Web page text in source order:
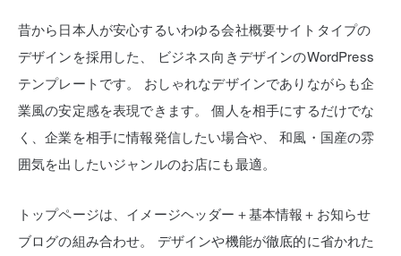
昔から日本人が安心するいわゆる会社概要サイトタイプの
デザインを採用した、
ビジネス向きデザインのWordPress
テンプレートです。
おしゃれなデザインでありながらも企
業風の安定感を表現できます。
個人を相手にするだけでな
く、企業を相手に情報発信したい場合や、
和風・国産の雰
囲気を出したいジャンルのお店にも最適。
トップページは、イメージヘッダー＋基本情報＋お知らせ
ブログの組み合わせ。
デザインや機能が徹底的に省かれた